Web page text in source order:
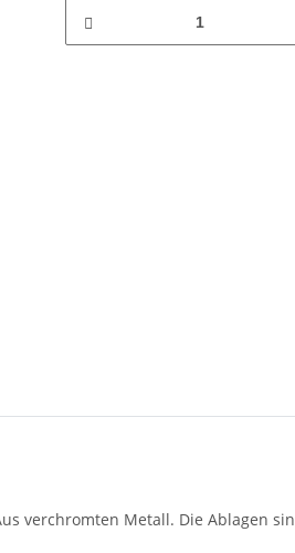
verchromten Metall. Die Ablagen